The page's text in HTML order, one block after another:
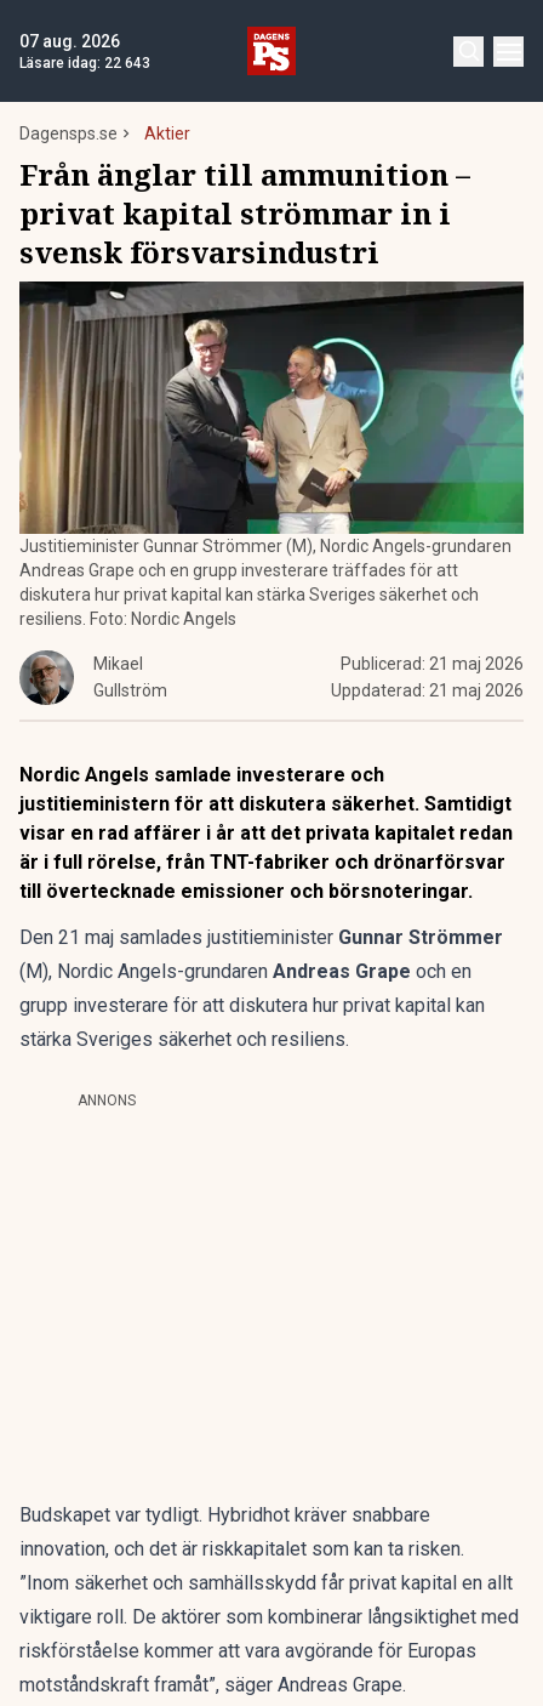
07 aug. 2026
Läsare idag: 22 643
Dagensps.se Aktier
Från änglar till ammunition –
privat kapital strömmar in i
svensk försvarsindustri
Justitieminister Gunnar Strömmer (M), Nordic Angels-grundaren
Andreas Grape och en grupp investerare träffades för att
diskutera hur privat kapital kan stärka Sveriges säkerhet och
resiliens. Foto: Nordic Angels
Mikael
Gullström
Publicerad: 21 maj 2026
Uppdaterad: 21 maj 2026
Nordic Angels samlade investerare och
justitieministern för att diskutera säkerhet. Samtidigt
visar en rad affärer i år att det privata kapitalet redan
är i full rörelse, från TNT-fabriker och drönarförsvar
till övertecknade emissioner och börsnoteringar.
Den 21 maj samlades justitieminister Gunnar Strömmer
(M), Nordic Angels-grundaren Andreas Grape och en
grupp investerare för att diskutera hur privat kapital kan
stärka Sveriges säkerhet och resiliens.
ANNONS
Budskapet var tydligt. Hybridhot kräver snabbare
innovation, och det är riskkapitalet som kan ta risken.
”Inom säkerhet och samhällsskydd får privat kapital en allt
viktigare roll. De aktörer som kombinerar långsiktighet med
riskförståelse kommer att vara avgörande för Europas
motståndskraft framåt”, säger Andreas Grape.